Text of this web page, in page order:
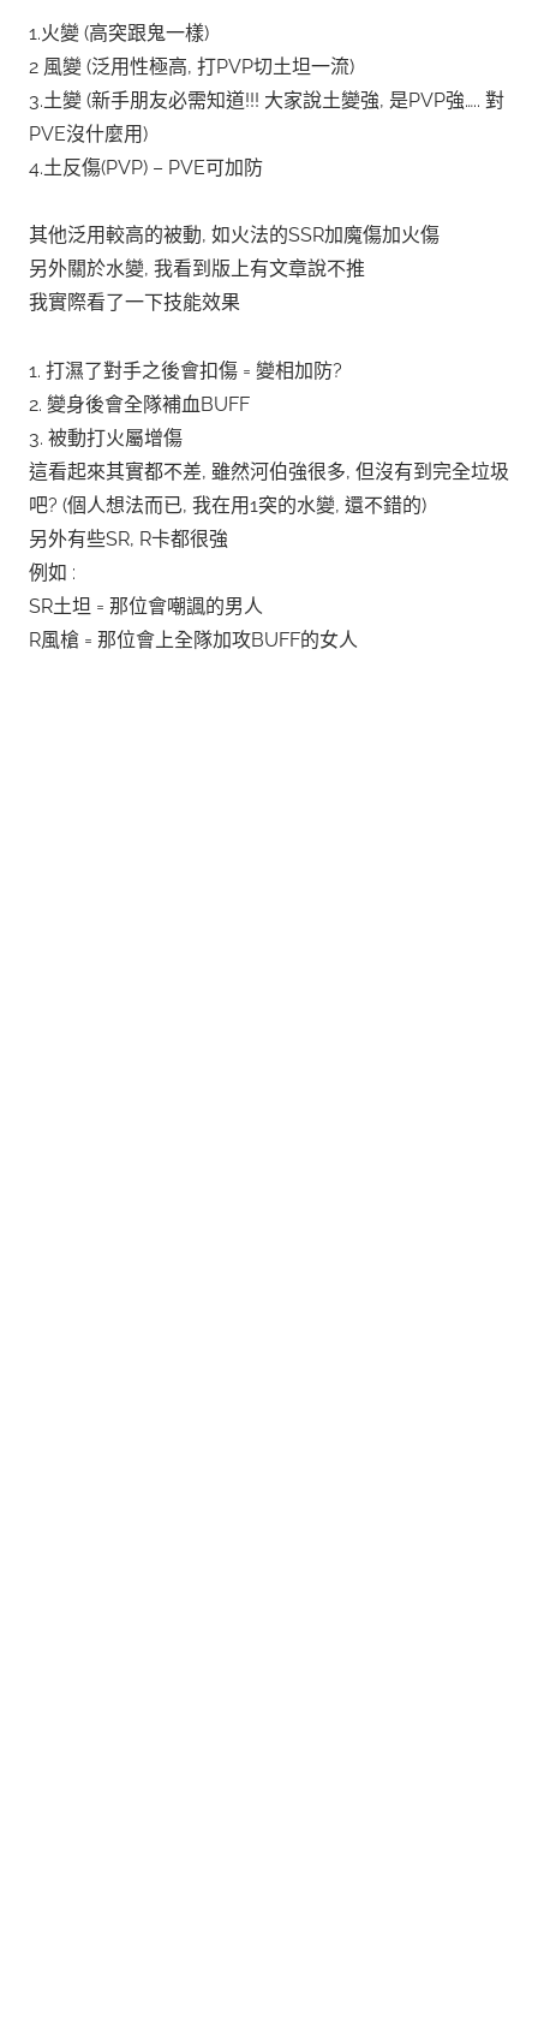
1.火變 (高突跟鬼一樣)
2 風變 (泛用性極高, 打PVP切土坦一流)
3.土變 (新手朋友必需知道!!! 大家說土變強, 是PVP強….. 對
PVE沒什麼用)
4.土反傷(PVP) – PVE可加防
其他泛用較高的被動, 如火法的SSR加魔傷加火傷
另外關於水變, 我看到版上有文章說不推
我實際看了一下技能效果
1. 打濕了對手之後會扣傷 = 變相加防?
2. 變身後會全隊補血BUFF
3. 被動打火屬增傷
這看起來其實都不差, 雖然河伯強很多, 但沒有到完全垃圾
吧? (個人想法而已, 我在用1突的水變, 還不錯的)
另外有些SR, R卡都很強
例如 :
SR土坦 = 那位會嘲諷的男人
R風槍 = 那位會上全隊加攻BUFF的女人